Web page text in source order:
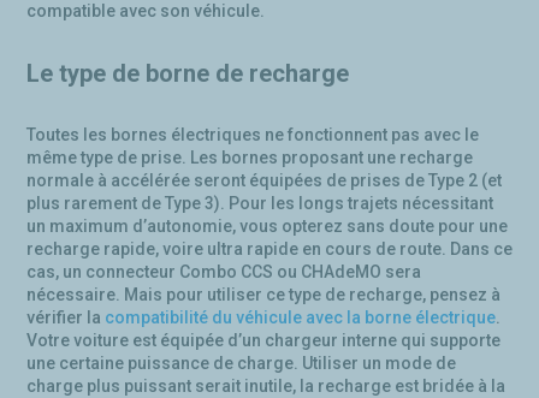
compatible avec son véhicule.
Le type de borne de recharge
Toutes les bornes électriques ne fonctionnent pas avec le
même type de prise. Les bornes proposant une recharge
normale à accélérée seront équipées de prises de Type 2 (et
plus rarement de Type 3). Pour les longs trajets nécessitant
un maximum d’autonomie, vous opterez sans doute pour une
recharge rapide, voire ultra rapide en cours de route. Dans ce
cas, un connecteur Combo CCS ou CHAdeMO sera
nécessaire. Mais pour utiliser ce type de recharge, pensez à
vérifier la compatibilité du véhicule avec la borne électrique.
Votre voiture est équipée d’un chargeur interne qui supporte
une certaine puissance de charge. Utiliser un mode de
charge plus puissant serait inutile, la recharge est bridée à la